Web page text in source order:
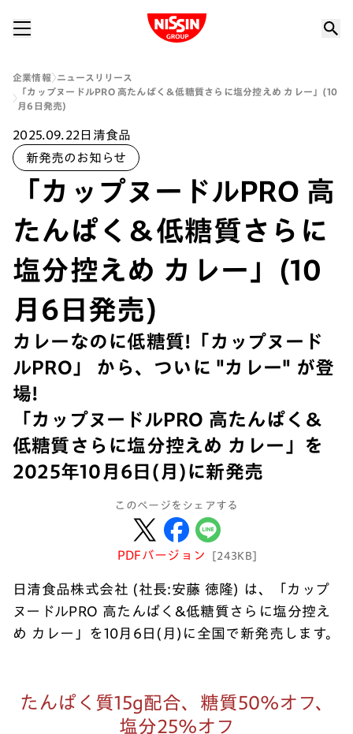
Nissin Group
企業情報
ニュースリリース
「カップヌードルPRO 高たんぱく＆低糖質さらに塩分控えめ カレー」(10
月6日発売)
2025.09.22日清食品
新発売のお知らせ
「カップヌードルPRO 高
たんぱく＆低糖質さらに
塩分控えめ カレー」(10
月6日発売)
カレーなのに低糖質!「カップヌード
ルPRO」 から、ついに "カレー" が登
場!
「カップヌードルPRO 高たんぱく＆
低糖質さらに塩分控えめ カレー」を
2025年10月6日(月)に新発売
このページをシェアする
PDFバージョン [243KB]
日清食品株式会社 (社長:安藤 徳隆) は、「カップ
ヌードルPRO 高たんぱく&低糖質さらに塩分控え
め カレー」を10月6日(月)に全国で新発売します。
たんぱく質15g配合、糖質50%オフ、
塩分25%オフ